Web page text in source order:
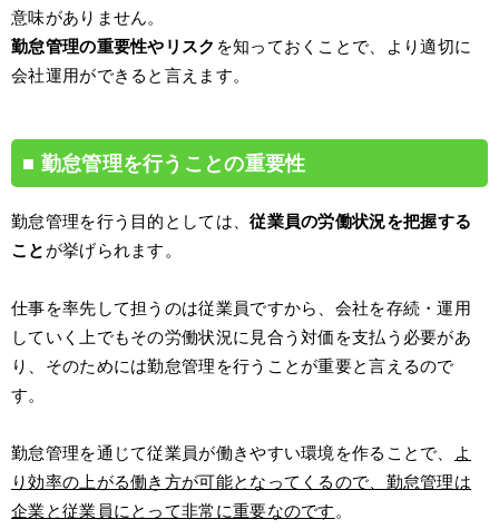
意味がありません。
勤怠管理の重要性やリスク を知っておくことで、より適切に
会社運用ができると言えます。
勤怠管理を行うことの重要性
勤怠管理を行う目的としては、従業員の労働状況を把握する
こと が挙げられます。
仕事を率先して担うのは従業員ですから、会社を存続・運用
していく上でもその労働状況に見合う対価を支払う必要があ
り、そのためには勤怠管理を行うことが重要と言えるので
す。
勤怠管理を通じて従業員が働きやすい環境を作ることで、
よ
り効率の上がる働き方が可能となってくるので、勤怠管理は
企業と従業員にとって非常に重要なのです 。